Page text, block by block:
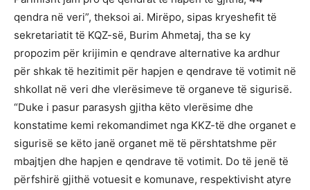
qendra në veri”, theksoi ai. Mirëpo, sipas kryeshefit të
sekretariatit të KQZ-së, Burim Ahmetaj, tha se ky
propozim për krijimin e qendrave alternative ka ardhur
për shkak të hezitimit për hapjen e qendrave të votimit në
shkollat në veri dhe vlerësimeve të organeve të sigurisë.
“Duke i pasur parasysh gjitha këto vlerësime dhe
konstatime kemi rekomandimet nga KKZ-të dhe organet e
sigurisë se këto janë organet më të përshtatshme për
mbajtjen dhe hapjen e qendrave të votimit. Do të jenë të
përfshirë gjithë votuesit e komunave, respektivisht atyre